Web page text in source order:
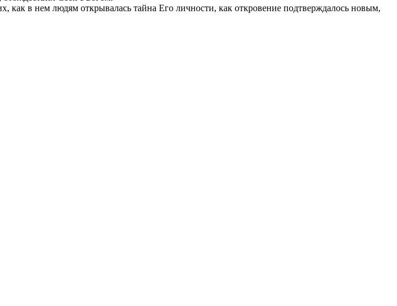
как в нем людям открывалась тайна Его личности, как откровение подтверждалось новым,